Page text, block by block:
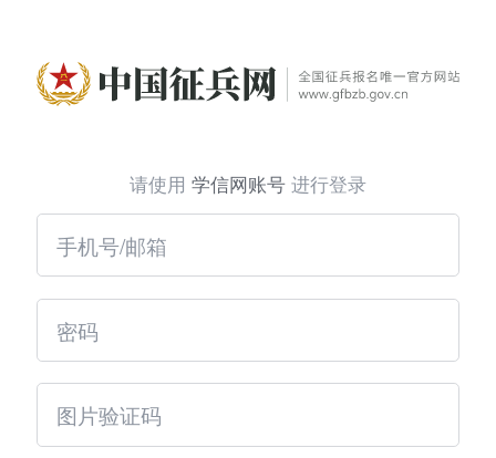
请使用 学信网账号 进行登录